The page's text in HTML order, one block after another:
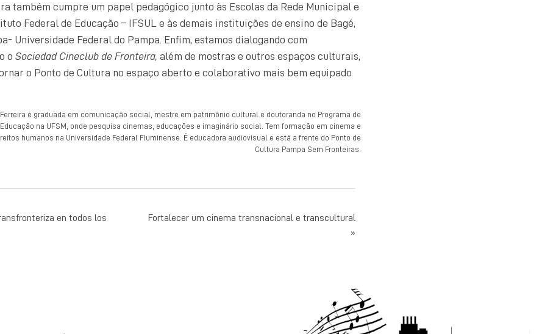
também cumpre um papel pedagógico junto às Escolas da Rede Municipal e
Federal de Educação – IFSUL e às demais instituições de ensino de Bagé,
Universidade Federal do Pampa. Enfim, estamos dialogando com
o Sociedad Cineclub de Fronteira, além de mostras e outros espaços culturais,
o Ponto de Cultura no espaço aberto e colaborativo mais bem equipado
é graduada em comunicação social, mestre em patrimônio cultural e doutoranda no Programa de
na UFSM, onde pesquisa cinemas, educações e imaginário social. Tem formação em cinema e
humanos na Universidade Federal Fluminense. É educadora audiovisual e está a frente do Ponto de
Cultura Pampa Sem Fronteiras.
en todos los
Fortalecer um cinema transnacional e transcultural